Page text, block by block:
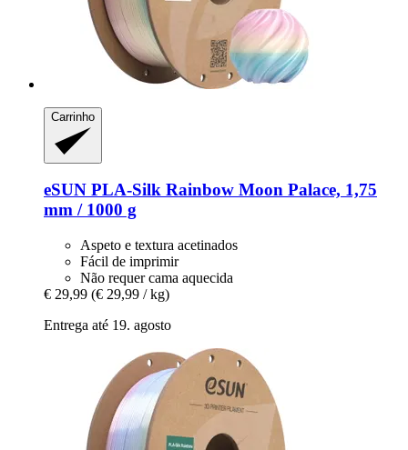
Carrinho
eSUN PLA-​Silk Rainbow Moon Palace, 1,75
mm / 1000 g
Aspeto e textura acetinados
Fácil de imprimir
Não requer cama aquecida
€ 29,99 (€ 29,99 / kg)
Entrega até 19. agosto